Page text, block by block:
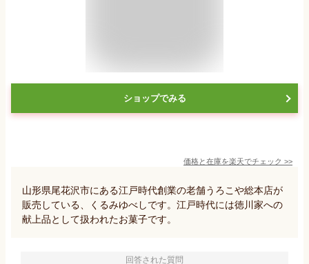
ショップでみる
価格と在庫を楽天でチェック >>
山形県尾花沢市にある江戸時代創業の老舗うろこや総本店が
販売している、くるみゆべしです。江戸時代には徳川家への
献上品として扱われたお菓子です。
回答された質問